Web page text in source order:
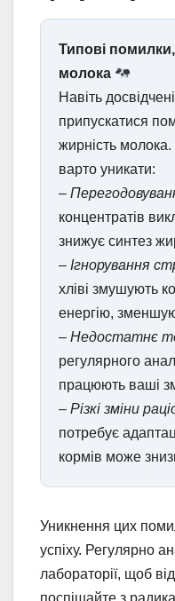
Типові помилки,
молока
Навіть
припускатися
жирність молока.
варто уникати:
–
концентратів
знижує синтез
– Ігнорування
хліві змушують
енергію,
– Недостатнє
регулярного
працюють ваші
– Різкі зміни
потребує
кормів може
Уникнення цих
успіху. Регулярно
лабораторії, щоб
поспішайте з